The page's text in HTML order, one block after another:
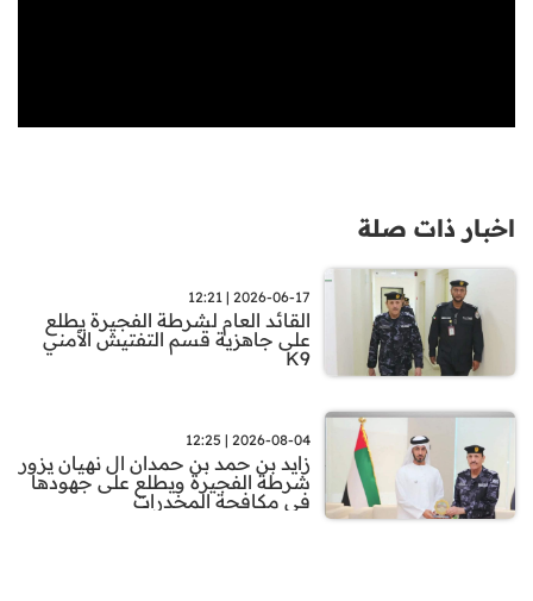
اخبار ذات صلة
2026-06-17 | 12:21
القائد العام لشرطة الفجيرة يطلع
على جاهزية قسم التفتيش الأمني
K9
2026-08-04 | 12:25
زايد بن حمد بن حمدان ال نهيان يزور
شرطة الفجيرة ويطلع على جهودها
في مكافحة المخدرات